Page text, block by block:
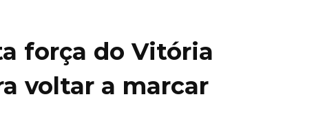
força do Vitória
voltar a marcar